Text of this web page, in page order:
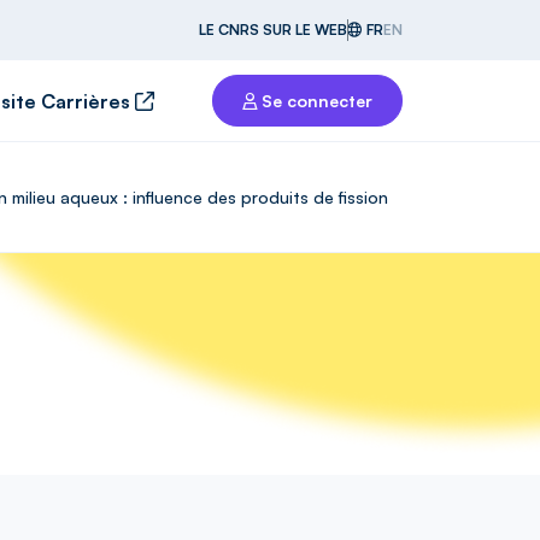
LE CNRS SUR LE WEB FREN
Carrières Se connecter
aqueux : influence des produits de fission